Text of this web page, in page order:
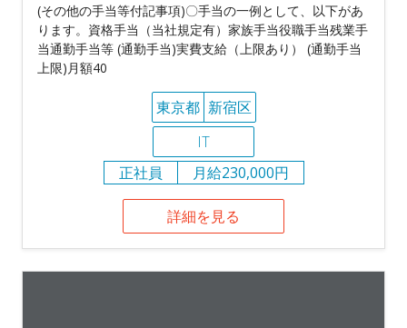
(その他の手当等付記事項)〇手当の一例として、以下があ
ります。資格手当（当社規定有）家族手当役職手当残業手
当通勤手当等 (通勤手当)実費支給（上限あり） (通勤手当
上限)月額40
東京都 新宿区
IT
正社員
月給230,000円
詳細を見る